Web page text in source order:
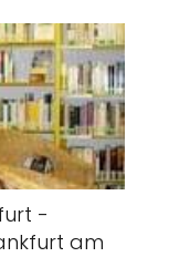
-
am